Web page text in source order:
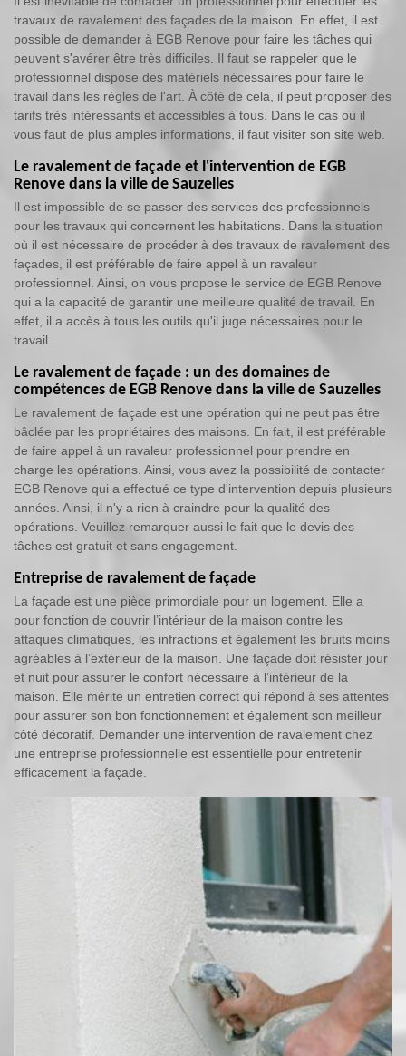
travaux de ravalement des façades de la maison. En effet, il est
possible de demander à EGB Renove pour faire les tâches qui
peuvent s'avérer être très difficiles. Il faut se rappeler que le
professionnel dispose des matériels nécessaires pour faire le
travail dans les règles de l'art. À côté de cela, il peut proposer des
tarifs très intéressants et accessibles à tous. Dans le cas où il
vous faut de plus amples informations, il faut visiter son site web.
Le ravalement de façade et l'intervention de EGB
Renove dans la ville de Sauzelles
Il est impossible de se passer des services des professionnels
pour les travaux qui concernent les habitations. Dans la situation
où il est nécessaire de procéder à des travaux de ravalement des
façades, il est préférable de faire appel à un ravaleur
professionnel. Ainsi, on vous propose le service de EGB Renove
qui a la capacité de garantir une meilleure qualité de travail. En
effet, il a accès à tous les outils qu'il juge nécessaires pour le
travail.
Le ravalement de façade : un des domaines de
compétences de EGB Renove dans la ville de Sauzelles
Le ravalement de façade est une opération qui ne peut pas être
bâclée par les propriétaires des maisons. En fait, il est préférable
de faire appel à un ravaleur professionnel pour prendre en
charge les opérations. Ainsi, vous avez la possibilité de contacter
EGB Renove qui a effectué ce type d'intervention depuis plusieurs
années. Ainsi, il n'y a rien à craindre pour la qualité des
opérations. Veuillez remarquer aussi le fait que le devis des
tâches est gratuit et sans engagement.
Entreprise de ravalement de façade
La façade est une pièce primordiale pour un logement. Elle a
pour fonction de couvrir l’intérieur de la maison contre les
attaques climatiques, les infractions et également les bruits moins
agréables à l’extérieur de la maison. Une façade doit résister jour
et nuit pour assurer le confort nécessaire à l’intérieur de la
maison. Elle mérite un entretien correct qui répond à ses attentes
pour assurer son bon fonctionnement et également son meilleur
côté décoratif. Demander une intervention de ravalement chez
une entreprise professionnelle est essentielle pour entretenir
efficacement la façade.